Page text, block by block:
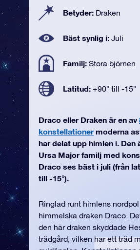
Betyder: Draken
Bäst synlig i: Juli
Familj: Stora björnen
Latitud: +90° till -15°
Draco eller Draken är en av
konstellationermoderna
har delat upp himlen i. Den
Ursa Major familj med
Draco ses bäst i juli (från
till -15°).
Ringlad runt himlens
himmelska draken Draco.
den här draken skyddade
trädgård, vilken har ett träd